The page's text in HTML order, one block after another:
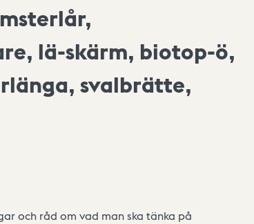
lä-skärm, biotop-ö,
svalbrätte,
och råd om vad man ska tänka på